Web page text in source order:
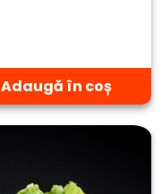
Adaugă în coș